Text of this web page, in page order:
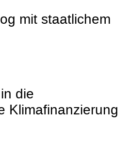
mit staatlichem
die
Klimafinanzierung